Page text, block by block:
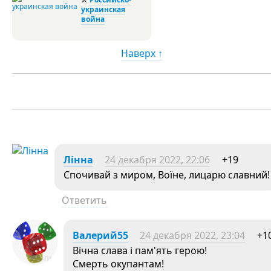
украинская
война
Наверх ↑
Лінна 24 декабря 2022, 22:06
+19
Спочивай з миром, Воїне, лицарю славний!
Ответить
Валерий55 24 декабря 2022, 23:04
Вічна слава і пам'ять герою!
Смерть окупантам!